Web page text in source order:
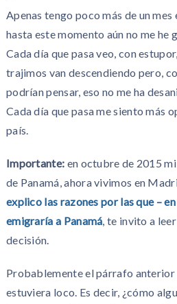
Apenas tengo poco más de un mes
hasta este momento aún no me he
Cada día que pasa veo, con
trajimos van descendiendo pero,
podrían pensar, eso no me ha
Cada día que pasa me siento más
país.
Importante: en octubre de 2015
de Panamá, ahora vivimos en
explico las razones por las que –
emigraría a Panamá, te invito a
decisión.
Probablemente el párrafo anterior
estuviera loco. Es decir, ¿cómo